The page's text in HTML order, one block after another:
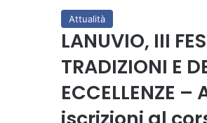
Attualità
LANUVIO, III
TRADIZIONI E
ECCELLENZE